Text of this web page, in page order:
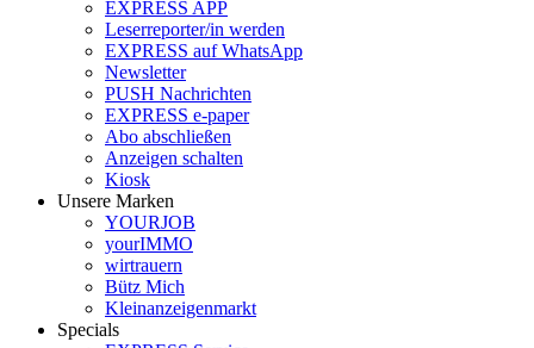
EXPRESS APP
Leserreporter/in werden
EXPRESS auf WhatsApp
Newsletter
PUSH Nachrichten
EXPRESS e-paper
Abo abschließen
Anzeigen schalten
Kiosk
Unsere Marken
YOURJOB
yourIMMO
wirtrauern
Bütz Mich
Kleinanzeigenmarkt
Specials